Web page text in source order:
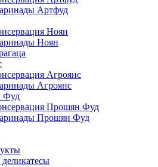
Артфуд
Ноян
Ноян
Агроянс
Агроянс
Фуд
Прошян Фуд
Прошян Фуд